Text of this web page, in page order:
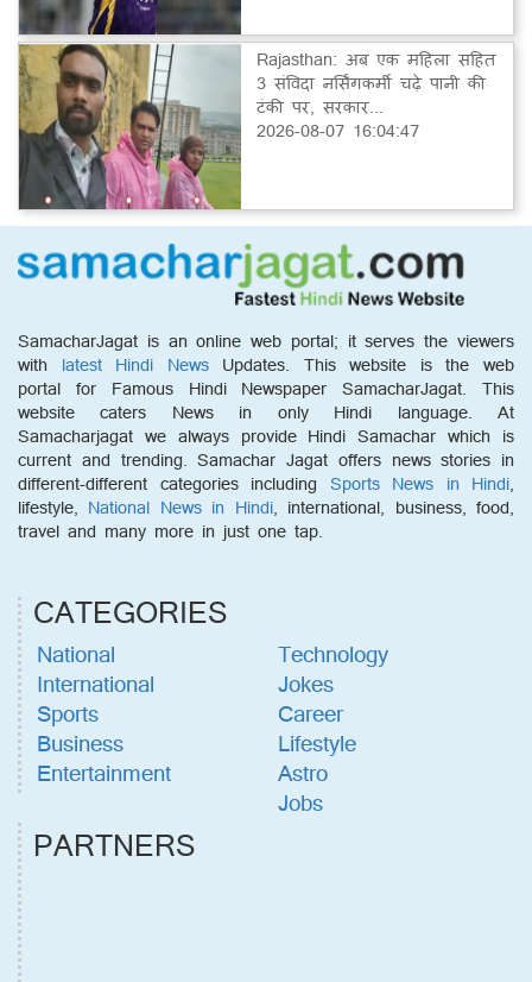
Rajasthan: अब एक महिला सहित
3 संविदा नर्सिंगकर्मी चढ़े पानी की
टंकी पर, सरकार...
2026-08-07 16:04:47
SamacharJagat is an online web portal; it serves the viewers
with latest Hindi NewsUpdates. This website is the web
portal for Famous Hindi Newspaper SamacharJagat. This
website caters News in only Hindi language. At
Samacharjagat we always provide Hindi Samachar which is
current and trending. Samachar Jagat offers news stories in
different-different categories including Sports News in Hindi,
lifestyle, National News in Hindi, international, business, food,
travel and many more in just one tap.
CATEGORIES
National
International
Sports
Business
Entertainment
Technology
Jokes
Career
Lifestyle
Astro
Jobs
PARTNERS